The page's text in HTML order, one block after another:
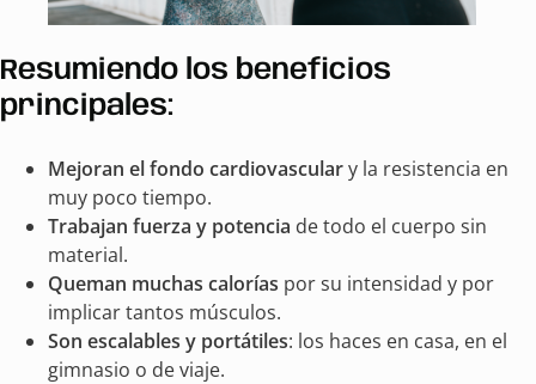
Resumiendo los beneficios
principales:
Mejoran el fondo cardiovasculary la resistencia en
muy poco tiempo.
Trabajan fuerza y potencia de todo el cuerpo sin
material.
Queman muchas calorías por su intensidad y por
implicar tantos músculos.
Son escalables y portátiles: los haces en casa, en el
gimnasio o de viaje.